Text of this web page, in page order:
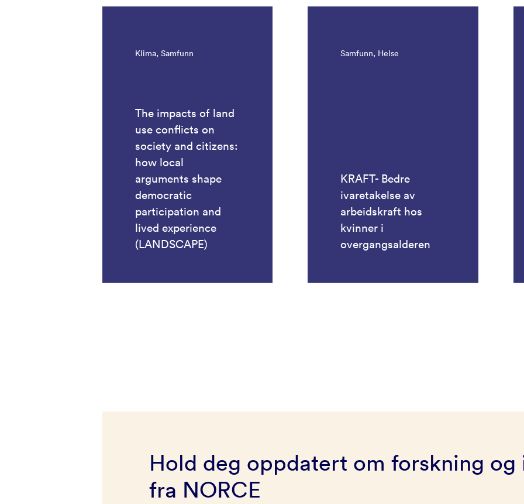
Klima, Samfunn
The impacts of land
use conflicts on
society and citizens:
how local
arguments shape
democratic
participation and
lived experience
(LANDSCAPE)
Samfunn, Helse
KRAFT- Bedre
ivaretakelse av
arbeidskraft hos
kvinner i
overgangsalderen
Hold deg oppdatert om forskning og
fra NORCE